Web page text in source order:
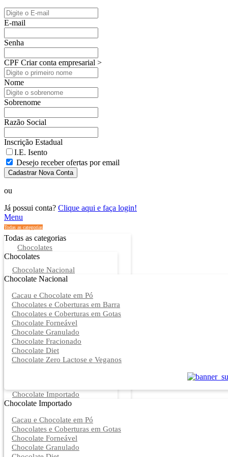
E-mail
Senha
CPF Criar conta empresarial >
Nome
Sobrenome
Razão Social
Inscrição Estadual
I.E. Isento
Desejo receber ofertas por email
Cadastrar Nova Conta
ou
Já possui conta? Clique aqui e faça login!
Menu
Todas as categorias
Todas as categorias
Chocolates
Chocolates
Chocolate Nacional
Chocolate Nacional
Cacau e Chocolate em Pó
Chocolates e Coberturas em Barra
Chocolates e Coberturas em Gotas
Chocolate Forneável
Chocolate Granulado
Chocolate Fracionado
Chocolate Diet
Chocolate Zero Lactose e Veganos
Chocolate Importado
Chocolate Importado
Cacau e Chocolate em Pó
Chocolates e Coberturas em Gotas
Chocolate Forneável
Chocolate Granulado